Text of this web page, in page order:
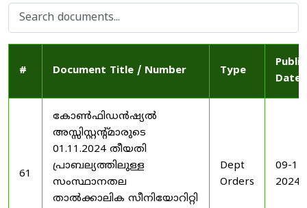
# Document Title / Number Type
Date
61
കോൺഫിഡൻഷ്യൽ
അസ്സിസ്റ്റന്റ്മാരുടെ
01.11.2024 തീയതി
പ്രാബല്യത്തിലുള്ള
സംസ്ഥാനതല
താൽക്കാലിക സീനിയോറിറ്റി
Dept
Orders
09-
2024